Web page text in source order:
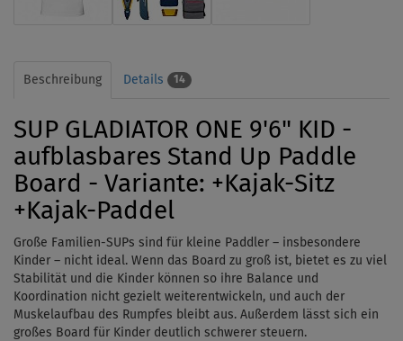
Beschreibung Details 14
SUP GLADIATOR ONE 9'6" KID -
aufblasbares Stand Up Paddle
Board - Variante: +Kajak-Sitz
+Kajak-Paddel
Große Familien-SUPs sind für kleine Paddler – insbesondere
Kinder – nicht ideal. Wenn das Board zu groß ist, bietet es zu viel
Stabilität und die Kinder können so ihre Balance und
Koordination nicht gezielt weiterentwickeln, und auch der
Muskelaufbau des Rumpfes bleibt aus. Außerdem lässt sich ein
großes Board für Kinder deutlich schwerer steuern.